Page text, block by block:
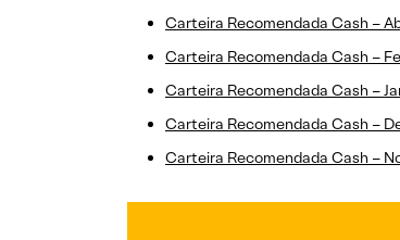
Carteira Recomendada Cash –
Carteira Recomendada Cash –
Carteira Recomendada Cash –
Carteira Recomendada Cash –
Carteira Recomendada Cash –